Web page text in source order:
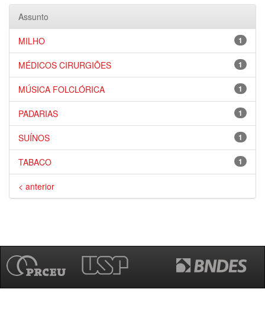
Assunto
1
MILHO
1
MÉDICOS CIRURGIÕES
1
MÚSICA FOLCLÓRICA
1
PADARIAS
1
SUÍNOS
1
TABACO
< anterior